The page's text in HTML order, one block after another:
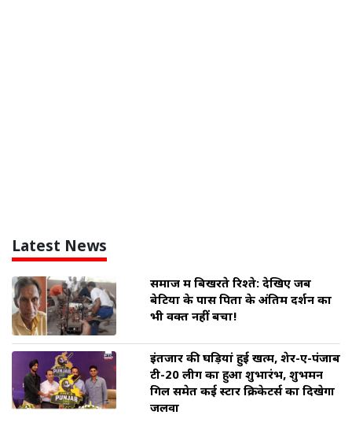
Latest News
समाज में बिखरते रिश्ते: देखिए जब
बेटियों के पास पिता के अंतिम दर्शन का
भी वक्त नहीं बचा!
इंतजार की घड़ियां हुई खत्म, शेर-ए-पंजाब
टी-20 लीग का हुआ शुभारंभ, शुभमन
गिल समेत कई स्टार क्रिकेटर्स का दिखेगा
जलवा